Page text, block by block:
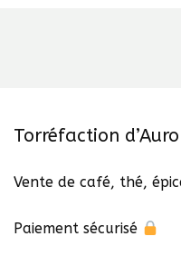
Torréfaction
Vente de café, thé,
Paiement sécurisé